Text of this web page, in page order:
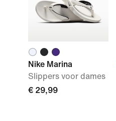
Nike Marina
Slippers voor dames
€ 29,99